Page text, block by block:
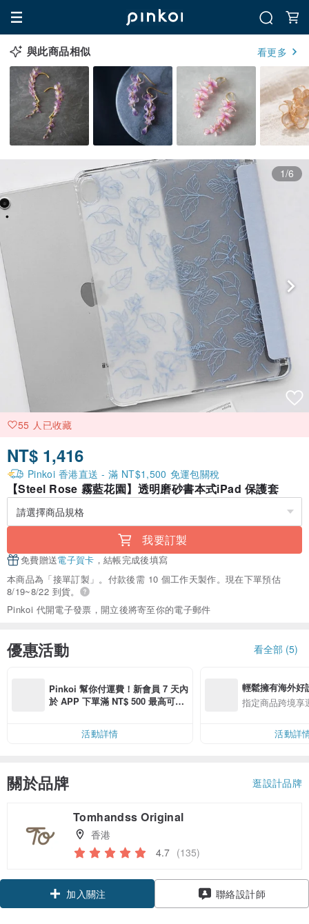
與此商品相似 看更多
1/6
55 人已收藏
NT$ 1,416
Pinkoi 香港直送 - 滿 NT$1,500 免運包關稅
【Steel Rose 霧藍花園】透明磨砂書本式iPad 保護套
我要訂製
免費贈送電子賀卡 ，結帳完成後填寫
本商品為「接單訂製」。付款後需 10 個工作天製作。現在下單預估
8/19~8/22 到貨。
Pinkoi 代開電子發票，開立後將寄至你的電子郵件
優惠活動 看全部 (5)
Pinkoi 幫你付運費！新會員 7 天內
於 APP 下單滿 NT$ 500 最高可折
活動詳情
輕鬆擁有海外好
指定商品跨境享
活動詳
關於品牌 逛設計品牌
Tomhandss Original
香港
4.7 (135)
加入關注 聯絡設計師